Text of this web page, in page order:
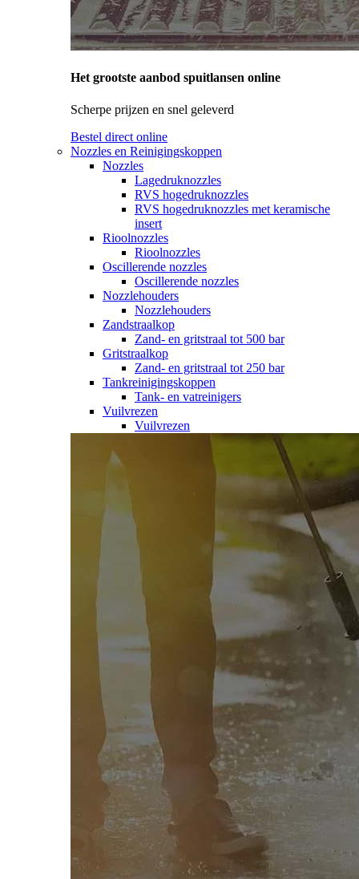
Het grootste aanbod spuitlansen online
Scherpe prijzen en snel geleverd
Bestel direct online
Nozzles en Reinigingskoppen
Nozzles
Lagedruknozzles
RVS hogedruknozzles
RVS hogedruknozzles met keramische
insert
Rioolnozzles
Rioolnozzles
Oscillerende nozzles
Oscillerende nozzles
Nozzlehouders
Nozzlehouders
Zandstraalkop
Zand- en gritstraal tot 500 bar
Gritstraalkop
Zand- en gritstraal tot 250 bar
Tankreinigingskoppen
Tank- en vatreinigers
Vuilvrezen
Vuilvrezen